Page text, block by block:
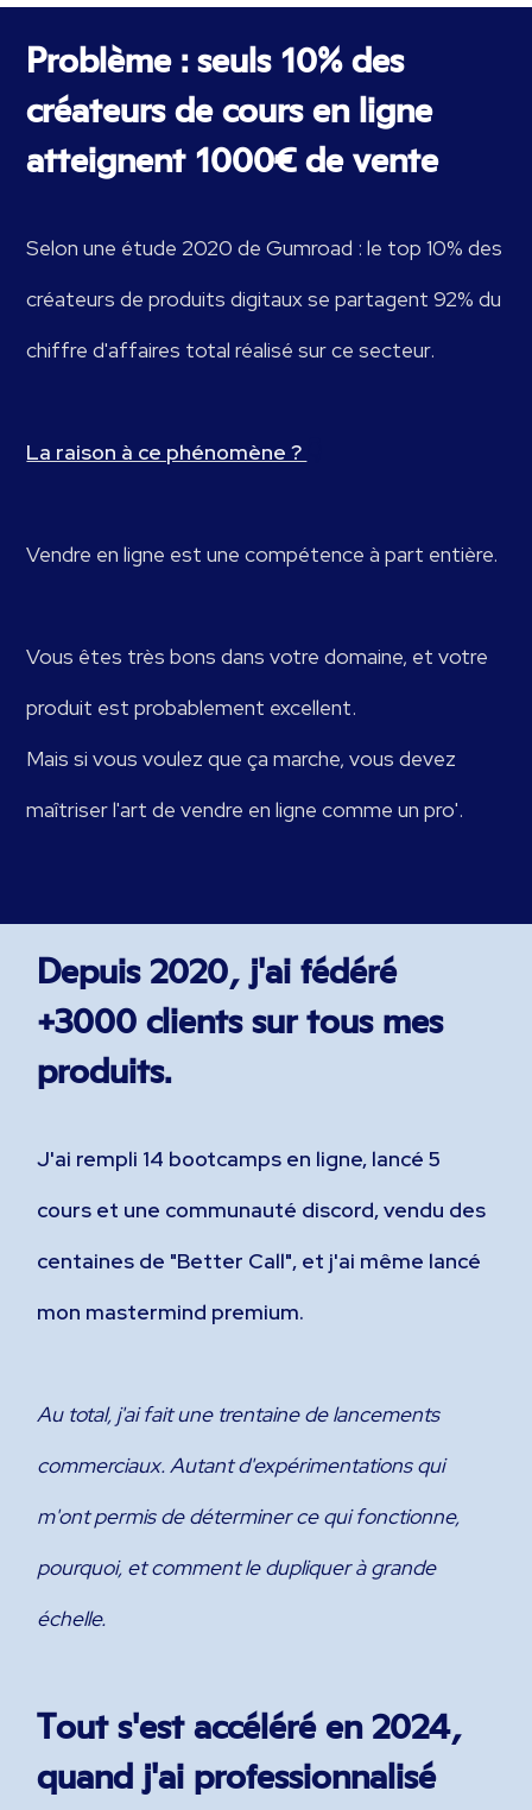
Problème : seuls 10% des
créateurs de cours en ligne
atteignent 1000€ de vente
Selon une étude 2020 de Gumroad : le top 10% des
créateurs de produits digitaux se partagent 92% du
chiffre d'affaires total réalisé sur ce secteur.
La raison à ce phénomène ?
Vendre en ligne est une compétence à part entière.
Vous êtes très bons dans votre domaine, et votre
produit est probablement excellent.
Mais si vous voulez que ça marche, vous devez
maîtriser l'art de vendre en ligne comme un pro'.
Depuis 2020, j'ai fédéré
+3000 clients sur tous mes
produits.
J'ai rempli 14 bootcamps en ligne, lancé 5
cours et une communauté discord, vendu des
centaines de "Better Call", et j'ai même lancé
mon mastermind premium.
Au total, j'ai fait une trentaine de lancements
commerciaux. Autant d'expérimentations qui
m'ont permis de déterminer ce qui fonctionne,
pourquoi, et comment le dupliquer à grande
échelle.
Tout s'est accéléré en 2024,
quand j'ai professionnalisé